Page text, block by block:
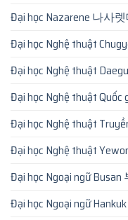
Đại học Nazarene 나사
Đại học Nghệ thuật
Đại học Nghệ thuật
Đại học Nghệ thuật
Đại học Nghệ thuật
Đại học Nghệ thuật
Đại học Ngoại ngữ
Đại học Ngoại ngữ